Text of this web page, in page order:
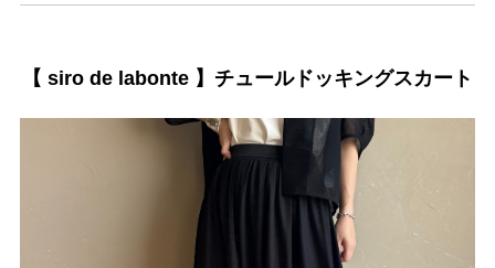
【 siro de labonte 】チュールドッキングスカート